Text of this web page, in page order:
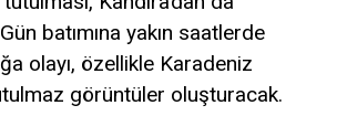
batımına yakın saatlerde
olayı, özellikle Karadeniz
görüntüler oluşturacak.